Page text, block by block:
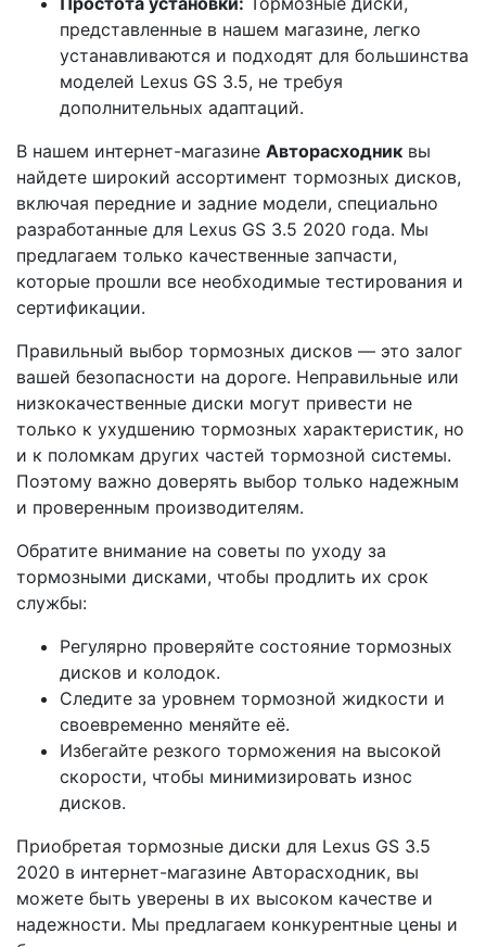
представленные в нашем магазине, легко
устанавливаются и подходят для большинства
моделей Lexus GS 3.5, не требуя
дополнительных адаптаций.
В нашем интернет-магазине Авторасходник вы
найдете широкий ассортимент тормозных дисков,
включая передние и задние модели, специально
разработанные для Lexus GS 3.5 2020 года. Мы
предлагаем только качественные запчасти,
которые прошли все необходимые тестирования и
сертификации.
Правильный выбор тормозных дисков — это залог
вашей безопасности на дороге. Неправильные или
низкокачественные диски могут привести не
только к ухудшению тормозных характеристик, но
и к поломкам других частей тормозной системы.
Поэтому важно доверять выбор только надежным
и проверенным производителям.
Обратите внимание на советы по уходу за
тормозными дисками, чтобы продлить их срок
службы:
Регулярно проверяйте состояние тормозных
дисков и колодок.
Следите за уровнем тормозной жидкости и
своевременно меняйте её.
Избегайте резкого торможения на высокой
скорости, чтобы минимизировать износ
дисков.
Приобретая тормозные диски для Lexus GS 3.5
2020 в интернет-магазине Авторасходник, вы
можете быть уверены в их высоком качестве и
надежности. Мы предлагаем конкурентные цены и